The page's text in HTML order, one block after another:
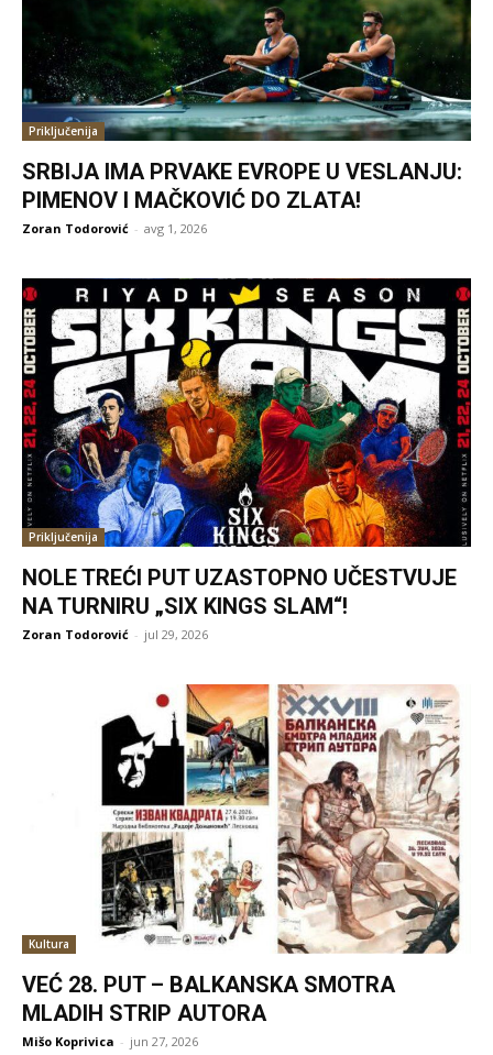
Priključenija
SRBIJA IMA PRVAKE EVROPE U VESLANJU:
PIMENOV I MAČKOVIĆ DO ZLATA!
Zoran Todorović - avg 1, 2026
Priključenija
NOLE TREĆI PUT UZASTOPNO UČESTVUJE
NA TURNIRU „SIX KINGS SLAM“!
Zoran Todorović - jul 29, 2026
Kultura
VEĆ 28. PUT – BALKANSKA SMOTRA
MLADIH STRIP AUTORA
Mišo Koprivica - jun 27, 2026